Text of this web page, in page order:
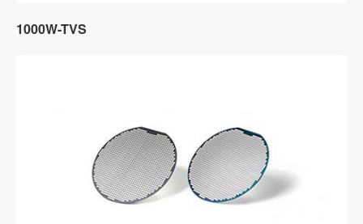
1000W-TVS